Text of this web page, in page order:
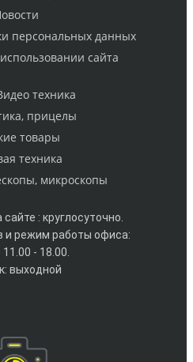
персональных данных
сайта
техника
прицелы
товары
техника
микроскопы
: круглосуточно.
и режим работы офиса:
- 18.00.
выходной